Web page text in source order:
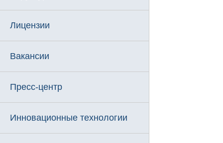
Лицензии
Вакансии
Пресс-центр
Инновационные технологии